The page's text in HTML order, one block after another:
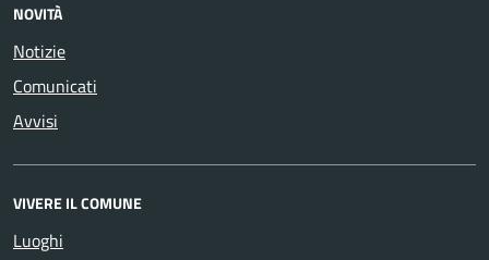
NOVITÀ
Notizie
Comunicati
Avvisi
VIVERE IL COMUNE
Luoghi